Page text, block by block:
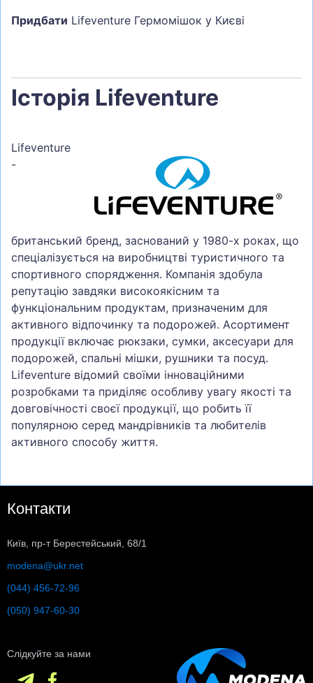
Придбати Lifeventure Гермомішок у Києві
Історія Lifeventure
Lifeventure
-
британський бренд, заснований у 1980-х роках, що
спеціалізується на виробництві туристичного та
спортивного спорядження. Компанія здобула
репутацію завдяки високоякісним та
функціональним продуктам, призначеним для
активного відпочинку та подорожей. Асортимент
продукції включає рюкзаки, сумки, аксесуари для
подорожей, спальні мішки, рушники та посуд.
Lifeventure відомий своїми інноваційними
розробками та приділяє особливу увагу якості та
довговічності своєї продукції, що робить її
популярною серед мандрівників та любителів
активного способу життя.
Контакти
Київ, пр-т Берестейський, 68/1
modena@ukr.net
(044) 456-72-96
(050) 947-60-30
Слідкуйте за нами